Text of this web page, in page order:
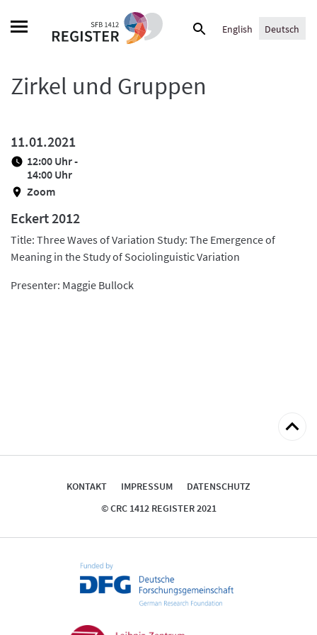
Suche
English Deutsch
Zirkel und Gruppen
11.01.2021
12:00 Uhr -
14:00 Uhr
Zoom
Eckert 2012
Title: Three Waves of Variation Study: The Emergence of
Meaning in the Study of Sociolinguistic Variation
Presenter: Maggie Bullock
zum
KONTAKT IMPRESSUM
DATENSCHUTZ
© CRC 1412 REGISTER 2021